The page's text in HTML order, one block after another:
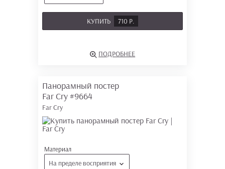
КУПИТЬ 710 Р.
ПОДРОБНЕЕ
Панорамный постер
Far Cry #9664
Far Cry
Материал
На пределе восприятия